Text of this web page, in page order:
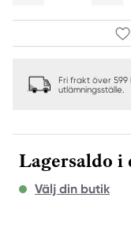
Fri frakt över 599
utlämningsställe.
Lagersaldo i
Välj din butik